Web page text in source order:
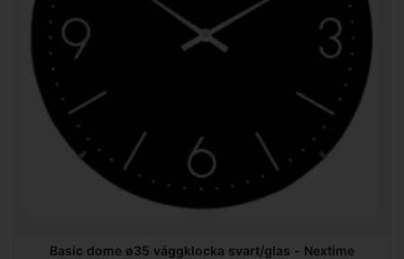
Basic dome ø35 väggklocka svart/glas - Nextime